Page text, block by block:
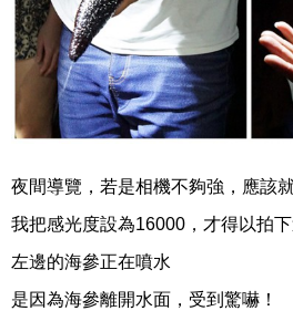
夜間導覽，若是相機不夠強，應該
我把感光度設為16000，才得以拍
左邊的海參正在噴水
是因為海參離開水面，受到驚嚇！